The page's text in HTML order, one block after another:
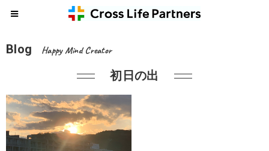
Blog Happy Mind Creator
初日の出